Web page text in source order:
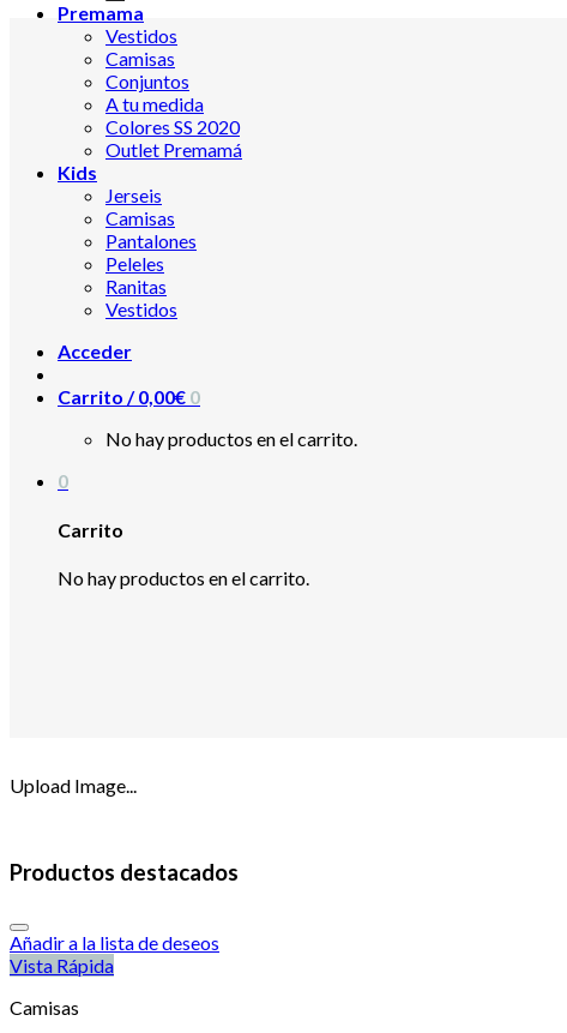
Premama
Vestidos
Camisas
Conjuntos
A tu medida
Colores SS 2020
Outlet Premamá
Kids
Jerseis
Camisas
Pantalones
Peleles
Ranitas
Vestidos
Acceder
Carrito /0,00€ 0
No hay productos en el carrito.
0
Carrito
No hay productos en el carrito.
Upload Image...
Productos destacados
Añadir a la lista de deseos
Vista Rápida
Camisas